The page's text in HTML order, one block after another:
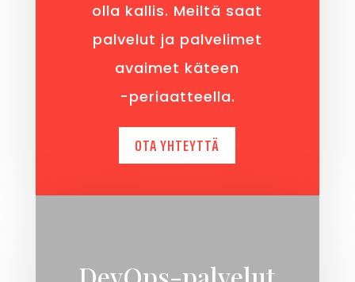
olla kallis. Meiltä saat
palvelut ja palvelimet
avaimet käteen
-periaatteella.
OTA YHTEYTTÄ